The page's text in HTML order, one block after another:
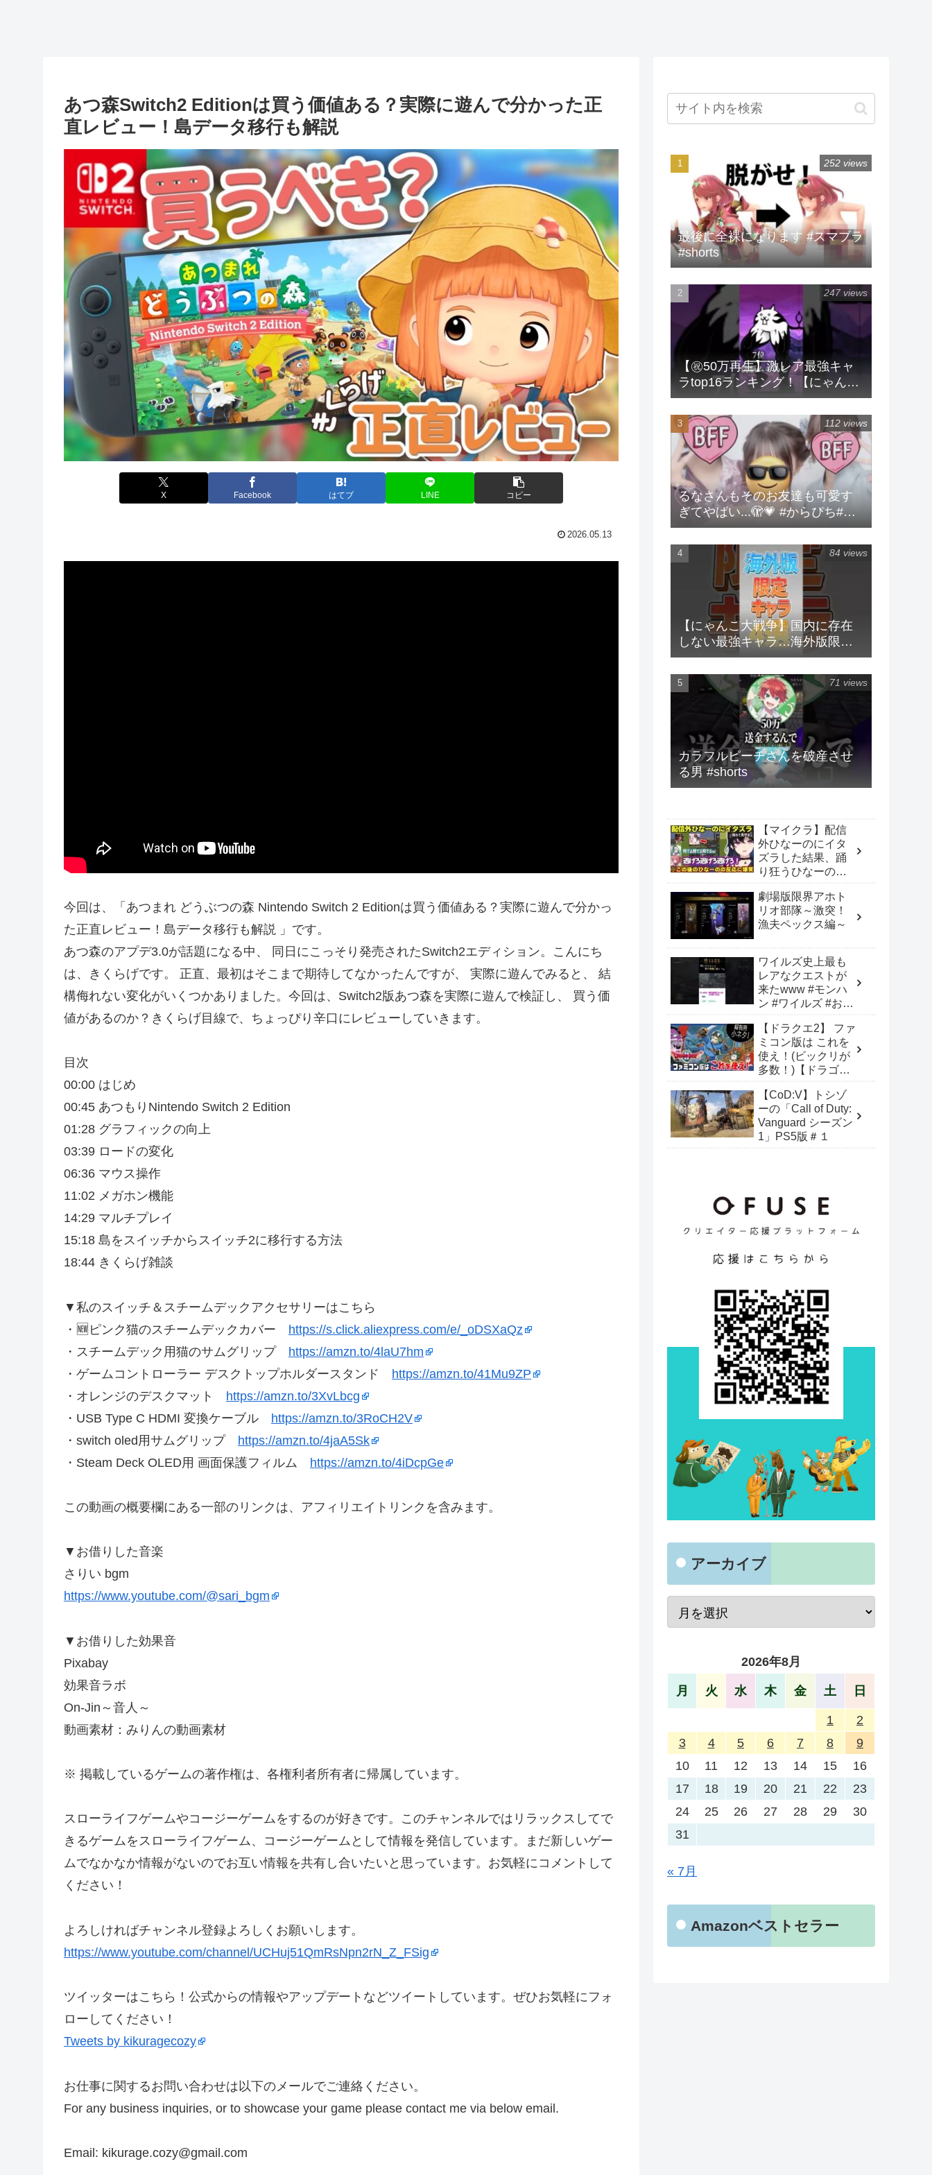
あつ森Switch2 Editionは買う価値ある？実際に遊んで分かった正
直レビュー！島データ移行も解説
X Facebook はてブ LINE コピー
2026.05.13
今回は、「あつまれ どうぶつの森 Nintendo Switch 2 Editionは買う価値ある？実際に遊んで分かっ
た正直レビュー！島データ移行も解説 」です。
あつ森のアプデ3.0が話題になる中、 同日にこっそり発売されたSwitch2エディション。こんにち
は、きくらげです。 正直、最初はそこまで期待してなかったんですが、 実際に遊んでみると、 結
構侮れない変化がいくつかありました。今回は、Switch2版あつ森を実際に遊んで検証し、 買う価
値があるのか？きくらげ目線で、ちょっぴり辛口にレビューしていきます。
目次
00:00 はじめ
00:45 あつもりNintendo Switch 2 Edition
01:28 グラフィックの向上
03:39 ロードの変化
06:36 マウス操作
11:02 メガホン機能
14:29 マルチプレイ
15:18 島をスイッチからスイッチ2に移行する方法
18:44 きくらげ雑談
▼私のスイッチ＆スチームデックアクセサリーはこちら
・🆕ピンク猫のスチームデックカバー https://s.click.aliexpress.com/e/_oDSXaQz
・スチームデック用猫のサムグリップ https://amzn.to/4laU7hm
・ゲームコントローラー デスクトップホルダースタンド https://amzn.to/41Mu9ZP
・オレンジのデスクマット https://amzn.to/3XvLbcg
・USB Type C HDMI 変換ケーブル https://amzn.to/3RoCH2V
・switch oled用サムグリップ https://amzn.to/4jaA5Sk
・Steam Deck OLED用 画面保護フィルム https://amzn.to/4iDcpGe
この動画の概要欄にある一部のリンクは、アフィリエイトリンクを含みます。
▼お借りした音楽
さりい bgm
https://www.youtube.com/@sari_bgm
▼お借りした効果音
Pixabay
効果音ラボ
On-Jin～音人～
動画素材：みりんの動画素材
※ 掲載しているゲームの著作権は、各権利者所有者に帰属しています。
スローライフゲームやコージーゲームをするのが好きです。このチャンネルではリラックスしてで
きるゲームをスローライフゲーム、コージーゲームとして情報を発信しています。まだ新しいゲー
ムでなかなか情報がないのでお互い情報を共有し合いたいと思っています。お気軽にコメントして
ください！
よろしければチャンネル登録よろしくお願いします。
https://www.youtube.com/channel/UCHuj51QmRsNpn2rN_Z_FSig
ツイッターはこちら！公式からの情報やアップデートなどツイートしています。ぜひお気軽にフォ
ローしてください！
Tweets by kikuragecozy
お仕事に関するお問い合わせは以下のメールでご連絡ください。
For any business inquiries, or to showcase your game please contact me via below email.
Email: kikurage.cozy@gmail.com
最後に全裸になります #スマブラ
#shorts
252 views
【㊗️50万再生】激レア最強キャ
ラtop16ランキング！【にゃんこ
大戦争】 #にゃんこ大戦争 #ラン
キング #shorts #激レア
247 views
るなさんもそのお友達も可愛す
ぎてやばい...🫣💗 #からぴち#る
な#実写
112 views
【にゃんこ大戦争】国内に存在
しない最強キャラ…海外版限定
キャラ4選！！【にゃんこ大戦争
ゆっくり解説】#shorts
84 views
カラフルピーチさんを破産させ
る男 #shorts
71 views
【マイクラ】配信
外ひなーのにイタ
ズラした結果、踊
り狂うひなーのに
かりんに箱内企画
のアドバイスをす
るべにｗｗｗ【一
に/橘ひなの/あかり
ん/蝶屋はなび/ぶい
すぽ】
劇場版限界アホト
リオ部隊～激突！
漁夫ペックス編～
ワイルズ史上最も
レアなクエストが
来たwww #モンハ
ン #ワイルズ #おも
【ドラクエ2】 ファ
ミコン版は これを
使え！(ビックリが
多数！)【ドラゴン
なのに3人にいるバ
グ技等！
【CoD:V】トシゾ
ーの「Call of Duty:
Vanguard シーズン
1」PS5版＃１
アーカイブ
2026年8月
月 火 水 木 金 土 日
1
2
3
4 5 6 7 8
9
10
11 12 13 14 15
16
17
18 19 20 21 22
23
24
25 26 27 28 29
30
31
« 7月
Amazonベストセラー